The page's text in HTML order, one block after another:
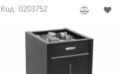
Код: 0203752